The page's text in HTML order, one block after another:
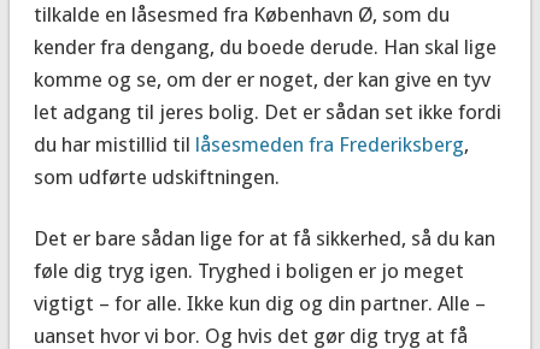
tilkalde en låsesmed fra København Ø, som du
kender fra dengang, du boede derude. Han skal lige
komme og se, om der er noget, der kan give en tyv
let adgang til jeres bolig. Det er sådan set ikke fordi
du har mistillid til låsesmeden fra Frederiksberg,
som udførte udskiftningen.
Det er bare sådan lige for at få sikkerhed, så du kan
føle dig tryg igen. Tryghed i boligen er jo meget
vigtigt – for alle. Ikke kun dig og din partner. Alle –
uanset hvor vi bor. Og hvis det gør dig tryg at få